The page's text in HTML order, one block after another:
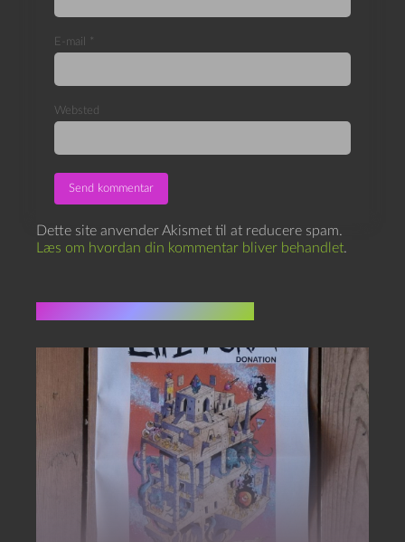
E-mail *
Websted
Dette site anvender Akismet til at reducere spam.
Læs om hvordan din kommentar bliver behandlet.